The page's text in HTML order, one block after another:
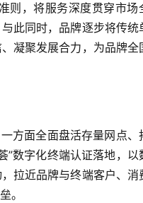
则，将服务深度贯穿市场
此同时，品牌逐步将传统
凝聚发展合力，为品牌全
方面全面盘活存量网点、
”数字化终端认证落地，以
拉近品牌与终端客户、消
。